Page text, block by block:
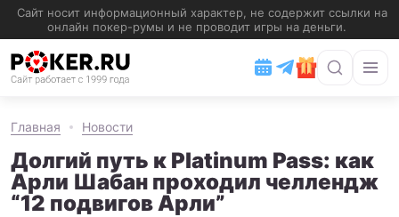
Главная Новости
Долгий путь к Platinum Pass: как
Арли Шабан проходил челлендж
“12 подвигов Арли”